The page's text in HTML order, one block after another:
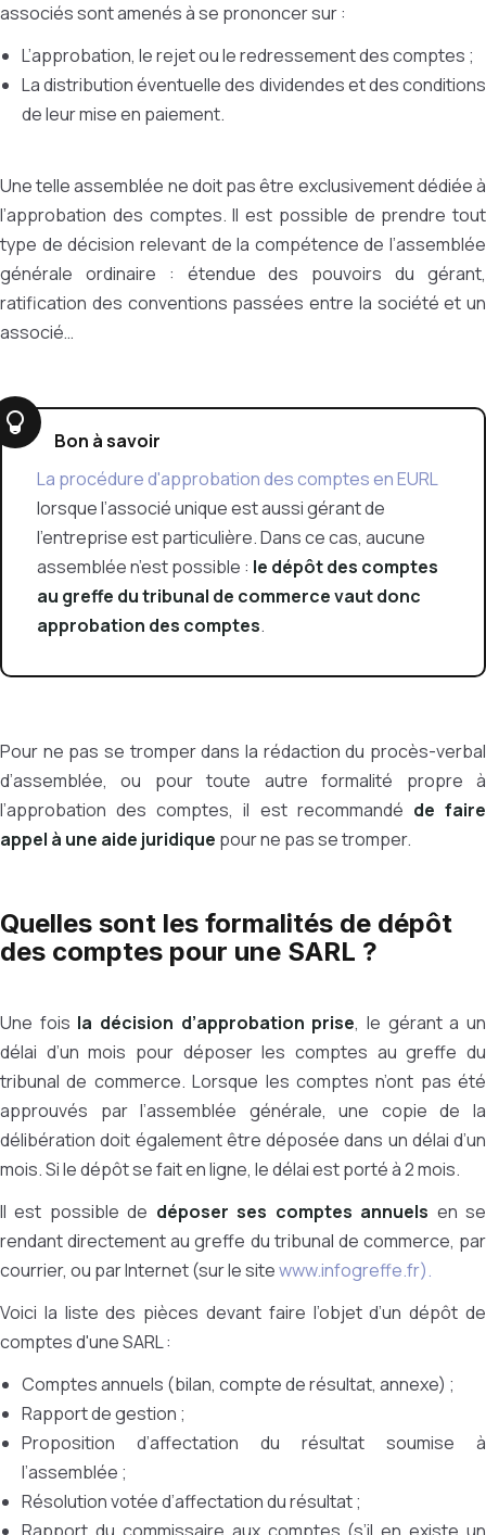
associés sont amenés à se prononcer sur :
L’approbation, le rejet ou le redressement des comptes ;
La distribution éventuelle des dividendes et des conditions
de leur mise en paiement.
Une telle assemblée ne doit pas être exclusivement dédiée à
l’approbation des comptes. Il est possible de prendre tout
type de décision relevant de la compétence de l’assemblée
générale ordinaire : étendue des pouvoirs du gérant,
ratification des conventions passées entre la société et un
associé…
Bon à savoir
La procédure d'approbation des comptes en EURL
lorsque l’associé unique est aussi gérant de
l’entreprise est particulière. Dans ce cas, aucune
assemblée n’est possible : le dépôt des comptes
au greffe du tribunal de commerce vaut donc
approbation des comptes.
Pour ne pas se tromper dans la rédaction du procès-verbal
d’assemblée, ou pour toute autre formalité propre à
l’approbation des comptes, il est recommandé de faire
appel à une aide juridique pour ne pas se tromper.
Quelles sont les formalités de dépôt
des comptes pour une SARL ?
Une fois la décision d’approbation prise, le gérant a un
délai d’un mois pour déposer les comptes au greffe du
tribunal de commerce. Lorsque les comptes n’ont pas été
approuvés par l’assemblée générale, une copie de la
délibération doit également être déposée dans un délai d’un
mois. Si le dépôt se fait en ligne, le délai est porté à 2 mois.
Il est possible de déposer ses comptes annuels en se
rendant directement au greffe du tribunal de commerce, par
courrier, ou par Internet (sur le sitewww.infogreffe.fr).
Voici la liste des pièces devant faire l’objet d’un dépôt de
comptes d'une SARL :
Comptes annuels (bilan, compte de résultat, annexe) ;
Rapport de gestion ;
Proposition d’affectation du résultat soumise à
l’assemblée ;
Résolution votée d’affectation du résultat ;